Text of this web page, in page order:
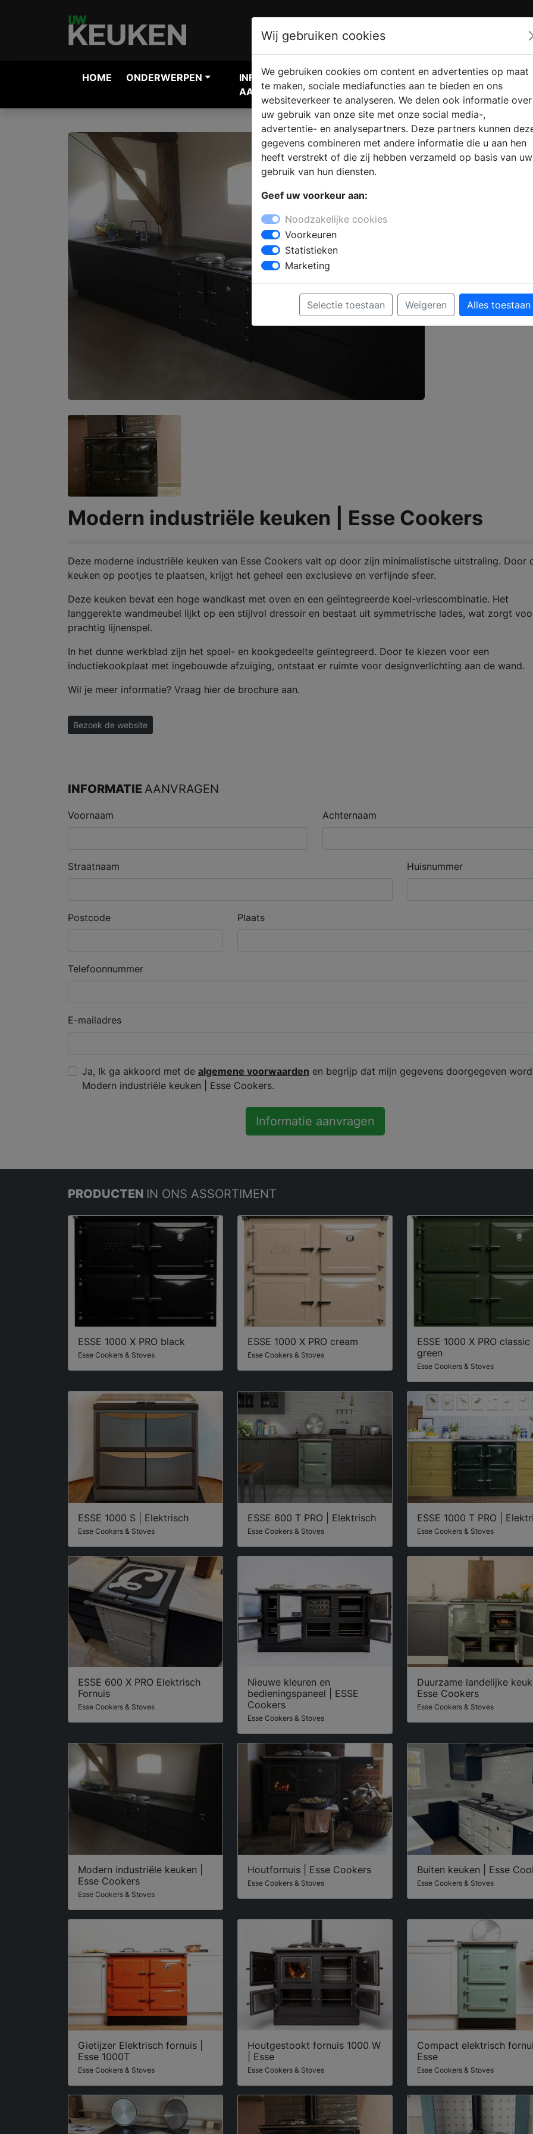
HOME ONDERWERPEN
INFORMATIE
AANVRAGEN
VERKOOPLOCATIE
VINDEN
WEBSHOP
Modern industriële keuken | Esse Cookers
Deze moderne industriële keuken van Esse Cookers valt op door zijn minimalistische uitstraling. Door
keuken op pootjes te plaatsen, krijgt het geheel een exclusieve en verfijnde sfeer.
Deze keuken bevat een hoge wandkast met oven en een geïntegreerde koel-vriescombinatie. Het
langgerekte wandmeubel lijkt op een stijlvol dressoir en bestaat uit symmetrische lades, wat zorgt
prachtig lijnenspel.
In het dunne werkblad zijn het spoel- en kookgedeelte geïntegreerd. Door te kiezen voor een
inductiekookplaat met ingebouwde afzuiging, ontstaat er ruimte voor designverlichting aan de wand.
Wil je meer informatie? Vraag hier de brochure aan.
Bezoek de website
INFORMATIE AANVRAGEN
Voornaam Achternaam
Straatnaam Huisnummer
Postcode Plaats
Telefoonnummer
E-mailadres
Ja, Ik ga akkoord met de algemene voorwaarden en begrijp dat mijn gegevens doorgegeven
Modern industriële keuken | Esse Cookers.
Informatie aanvragen
PRODUCTEN IN ONS ASSORTIMENT
ESSE 1000 X PRO black
Esse Cookers & Stoves
ESSE 1000 X PRO cream
Esse Cookers & Stoves
ESSE 1000 X PRO classic
green
Esse Cookers & Stoves
ESSE 1000 S | Elektrisch
Esse Cookers & Stoves
ESSE 600 T PRO | Elektrisch
Esse Cookers & Stoves
ESSE 1000 T PRO |
Esse Cookers & Stoves
ESSE 600 X PRO Elektrisch
Fornuis
Esse Cookers & Stoves
Nieuwe kleuren en
bedieningspaneel | ESSE
Cookers
Esse Cookers & Stoves
Duurzame landelijke
Esse Cookers
Esse Cookers & Stoves
Modern industriële keuken |
Esse Cookers
Esse Cookers & Stoves
Houtfornuis | Esse Cookers
Esse Cookers & Stoves
Buiten keuken | Esse
Esse Cookers & Stoves
Gietijzer Elektrisch fornuis |
Esse 1000T
Esse Cookers & Stoves
Houtgestookt fornuis 1000 W
| Esse
Esse Cookers & Stoves
Compact elektrisch
Esse
Esse Cookers & Stoves
Wij gebruiken cookies
We gebruiken cookies om content en advertenties op maat
te maken, sociale mediafuncties aan te bieden en ons
websiteverkeer te analyseren. We delen ook informatie over
uw gebruik van onze site met onze social media-,
advertentie- en analysepartners. Deze partners kunnen
gegevens combineren met andere informatie die u aan hen
heeft verstrekt of die zij hebben verzameld op basis van uw
gebruik van hun diensten.
Geef uw voorkeur aan:
Noodzakelijke cookies
Voorkeuren
Statistieken
Marketing
Selectie toestaan Weigeren Alles toestaan